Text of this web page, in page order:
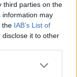
third parties on the
information may
the IAB’s List of
it to other